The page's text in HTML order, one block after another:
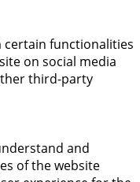
certain functionalities
on social media
third-party
and
of the website